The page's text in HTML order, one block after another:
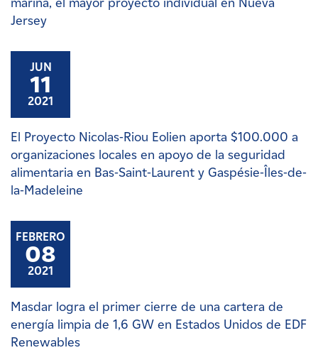
Jersey
JUN
11
2021
El Proyecto Nicolas-Riou Eolien aporta $100.000 a
organizaciones locales en apoyo de la seguridad
alimentaria en Bas-Saint-Laurent y Gaspésie-Îles-de-
la-Madeleine
FEBRERO
08
2021
Masdar logra el primer cierre de una cartera de
energía limpia de 1,6 GW en Estados Unidos de EDF
Renewables